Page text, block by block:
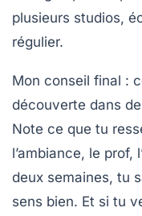
plusieurs studios,
régulier.
Mon conseil final :
découverte dans
Note ce que tu
l’ambiance, le prof,
deux semaines, tu
sens bien. Et si tu